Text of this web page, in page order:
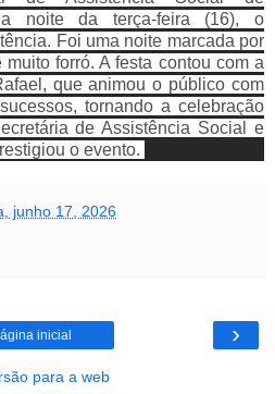
noite da terça-feira (16), o
Foi uma noite marcada por
forró. A festa contou com a
que animou o público com
tornando a celebração
de Assistência Social e
o evento.
junho 17, 2026
›
inicial
para a web